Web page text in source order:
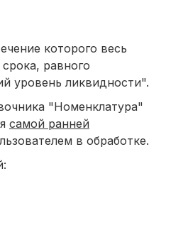
которого весь
равного
уровень ликвидности".
"Номенклатура"
самой ранней
в обработке.